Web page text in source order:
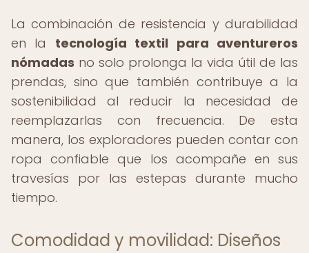
La combinación de resistencia y durabilidad
en la tecnología textil para aventureros
nómadas no solo prolonga la vida útil de las
prendas, sino que también contribuye a la
sostenibilidad al reducir la necesidad de
reemplazarlas con frecuencia. De esta
manera, los exploradores pueden contar con
ropa confiable que los acompañe en sus
travesías por las estepas durante mucho
tiempo.
Comodidad y movilidad: Diseños